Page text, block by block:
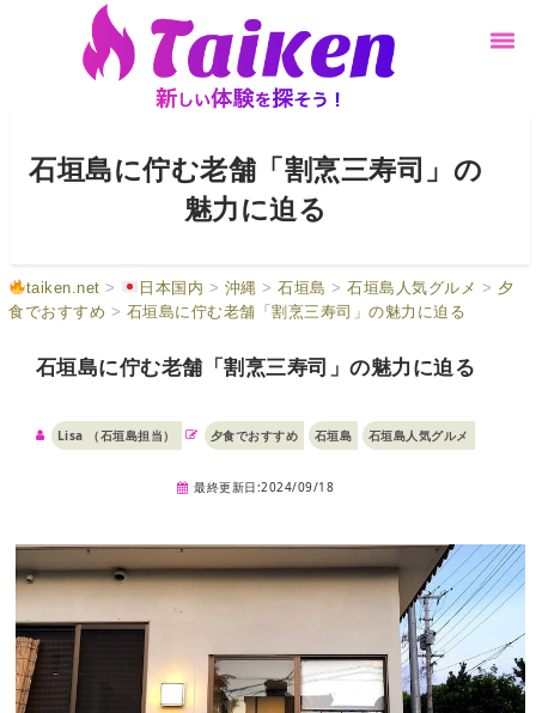
石垣島に佇む老舗「割烹三寿司」の
魅力に迫る
taiken.net > 日本国内 > 沖縄 >石垣島 >石垣島人気グルメ > 夕
食でおすすめ > 石垣島に佇む老舗「割烹三寿司」の魅力に迫る
石垣島に佇む老舗「割烹三寿司」の魅力に迫る
Lisa （石垣島担当） 夕食でおすすめ 石垣島 石垣島人気グルメ
最終更新日:2024/09/18